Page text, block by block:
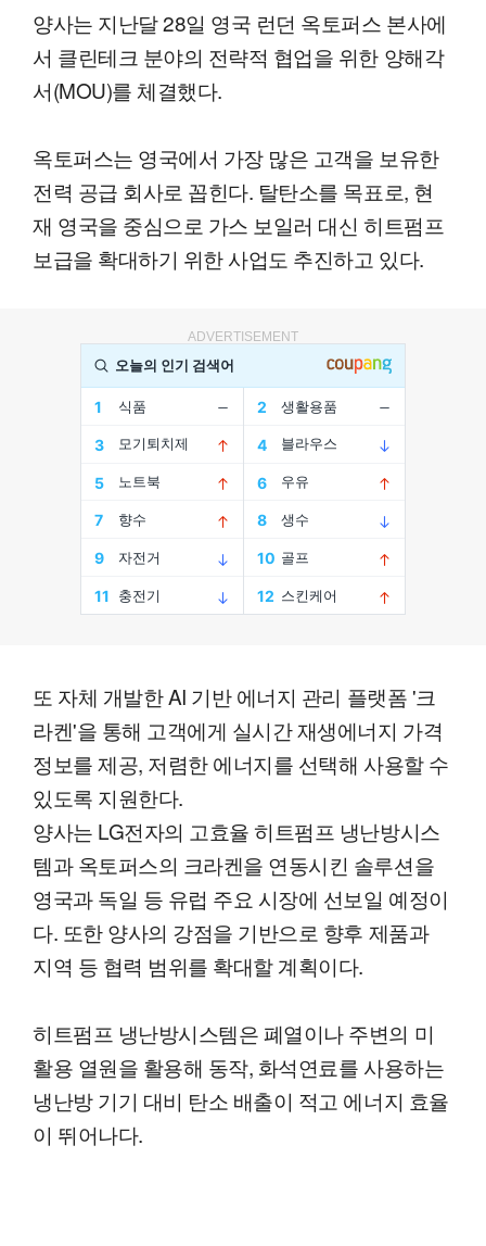
양사는 지난달 28일 영국 런던 옥토퍼스 본사에
서 클린테크 분야의 전략적 협업을 위한 양해각
서(MOU)를 체결했다.
옥토퍼스는 영국에서 가장 많은 고객을 보유한
전력 공급 회사로 꼽힌다. 탈탄소를 목표로, 현
재 영국을 중심으로 가스 보일러 대신 히트펌프
보급을 확대하기 위한 사업도 추진하고 있다.
ADVERTISEMENT
또 자체 개발한 AI 기반 에너지 관리 플랫폼 '크
라켄'을 통해 고객에게 실시간 재생에너지 가격
정보를 제공, 저렴한 에너지를 선택해 사용할 수
있도록 지원한다.
양사는 LG전자의 고효율 히트펌프 냉난방시스
템과 옥토퍼스의 크라켄을 연동시킨 솔루션을
영국과 독일 등 유럽 주요 시장에 선보일 예정이
다. 또한 양사의 강점을 기반으로 향후 제품과
지역 등 협력 범위를 확대할 계획이다.
히트펌프 냉난방시스템은 폐열이나 주변의 미
활용 열원을 활용해 동작, 화석연료를 사용하는
냉난방 기기 대비 탄소 배출이 적고 에너지 효율
이 뛰어나다.